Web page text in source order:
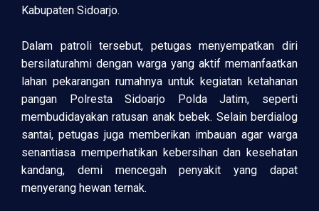
Kabupaten Sidoarjo.
Dalam patroli tersebut, petugas menyempatkan diri
bersilaturahmi dengan warga yang aktif memanfaatkan
lahan pekarangan rumahnya untuk kegiatan ketahanan
pangan Polresta Sidoarjo Polda Jatim, seperti
membudidayakan ratusan anak bebek. Selain berdialog
santai, petugas juga memberikan imbauan agar warga
senantiasa memperhatikan kebersihan dan kesehatan
kandang, demi mencegah penyakit yang dapat
menyerang hewan ternak.